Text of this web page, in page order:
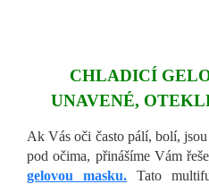
CHLADICÍ
UNAVENÉ,
Ak Vás oči často pálí, bolí,
pod očima, přinášíme Vám
gelovou masku.Tato